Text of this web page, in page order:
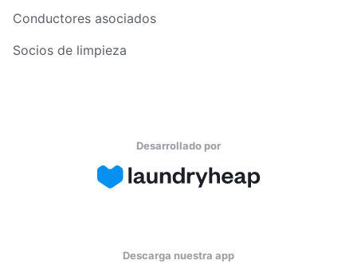
Conductores asociados
Socios de limpieza
Desarrollado por
Descarga nuestra app